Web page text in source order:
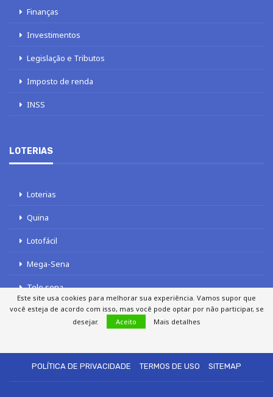
Finanças
Investimentos
Legislação e Tributos
Imposto de renda
INSS
LOTERIAS
Loterias
Quina
Lotofácil
Mega-Sena
Tele sena
POLÍTICA DE PRIVACIDADE
TERMOS DE USO SITEMAP
Este site usa cookies para melhorar sua experiência. Vamos supor que
você esteja de acordo com isso, mas você pode optar por não participar, se
desejar.
Aceito Mais detalhes